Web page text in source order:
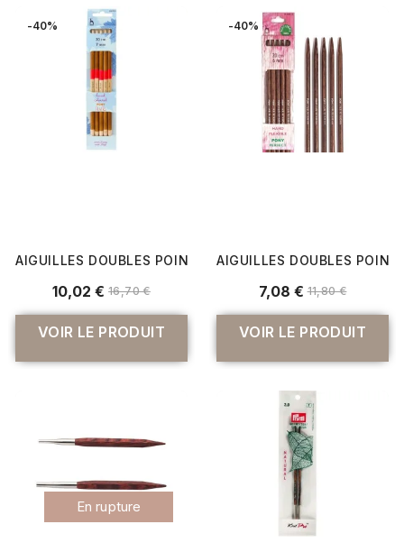
-40%
AIGUILLES DOUBLES POINTES 20CM BOIS FLAIR N° 7 À
10,02 € 16,70 €
VOIR LE PRODUIT
-40%
AIGUILLES DOUBLES
7,08 € 11,80 €
VOIR LE PRODUIT
En rupture